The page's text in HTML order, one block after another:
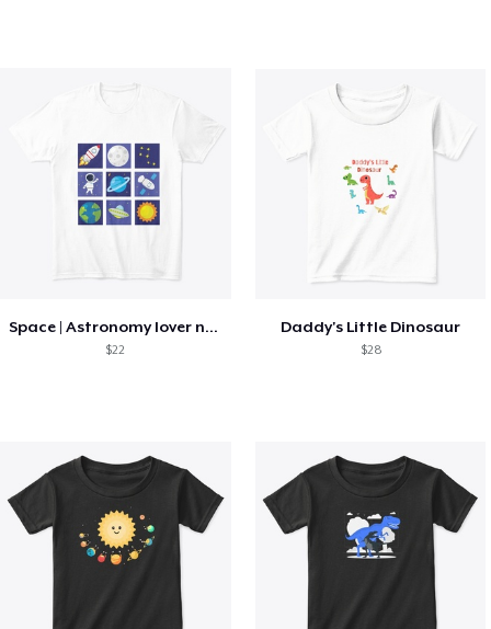
Space | Astronomy lover nice summer tee
$22
Daddy's Little Dinosaur
$28